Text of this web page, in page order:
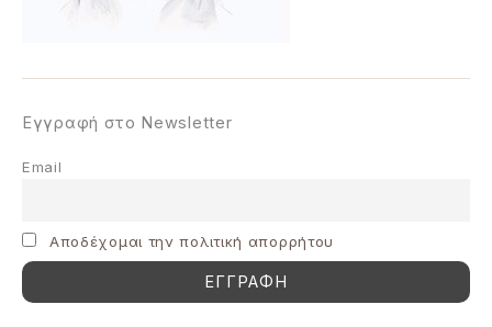
Εγγραφή στο Newsletter
Email
Aποδέχομαι την πολιτική απορρήτου